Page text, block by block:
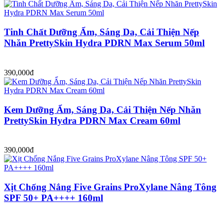
Tinh Chất Dưỡng Ẩm, Sáng Da, Cải Thiện Nếp
Nhăn PrettySkin Hydra PDRN Max Serum 50ml
390,000đ
Kem Dưỡng Ẩm, Sáng Da, Cải Thiện Nếp Nhăn
PrettySkin Hydra PDRN Max Cream 60ml
390,000đ
Xịt Chống Nắng Five Grains ProXylane Nâng Tông
SPF 50+ PA++++ 160ml